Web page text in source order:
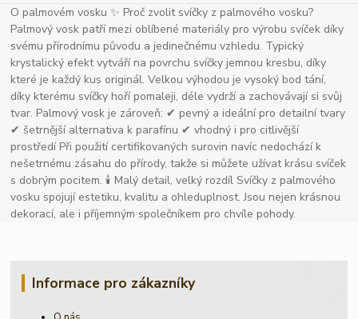
O palmovém vosku ✨ Proč zvolit svíčky z palmového vosku?
Palmový vosk patří mezi oblíbené materiály pro výrobu svíček díky
svému přírodnímu původu a jedinečnému vzhledu. Typický
krystalický efekt vytváří na povrchu svíčky jemnou kresbu, díky
které je každý kus originál. Velkou výhodou je vysoký bod tání,
díky kterému svíčky hoří pomaleji, déle vydrží a zachovávají si svůj
tvar. Palmový vosk je zároveň: ✔ pevný a ideální pro detailní tvary
✔ šetrnější alternativa k parafínu ✔ vhodný i pro citlivější
prostředí Při použití certifikovaných surovin navíc nedochází k
nešetrnému zásahu do přírody, takže si můžete užívat krásu svíček
s dobrým pocitem. 🕯 Malý detail, velký rozdíl Svíčky z palmového
vosku spojují estetiku, kvalitu a ohleduplnost. Jsou nejen krásnou
dekorací, ale i příjemným společníkem pro chvíle pohody.
Informace pro zákazníky